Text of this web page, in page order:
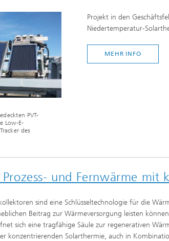
PVT-
Low-E-
des
Projekt in den
Niedertemperatur-
MEHR INFO
Prozess- und Fernwärme
sind eine Schlüsseltechnologie für die
Beitrag zur Wärmeversorgung leisten
sich eine tragfähige Säule zur regenerativen
konzentrierenden Solarthermie, auch in